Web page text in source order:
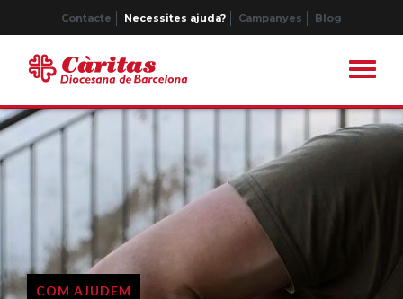
Contacte Necessites ajuda? Campanyes Blog
COM AJUDEM